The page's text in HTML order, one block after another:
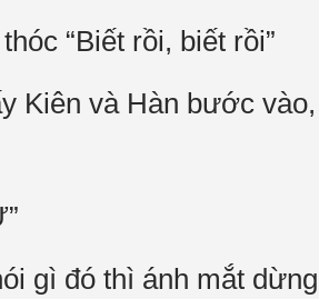
“Biết rồi, biết rồi”
Kiên và Hàn bước
gì đó thì ánh mắt